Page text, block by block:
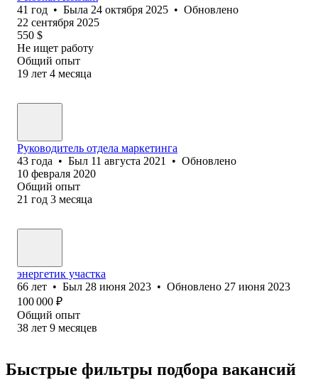
41 год • Была 24 октября 2025 • Обновлено
22 сентября 2025
550 $
Не ищет работу
Общий опыт
19 лет 4 месяца
Руководитель отдела маркетинга
43 года • Был 11 августа 2021 • Обновлено
10 февраля 2020
Общий опыт
21 год 3 месяца
энергетик участка
66 лет • Был 28 июня 2023 • Обновлено 27 июня 2023
100 000 ₽
Общий опыт
38 лет 9 месяцев
Быстрые фильтры подбора вакансий